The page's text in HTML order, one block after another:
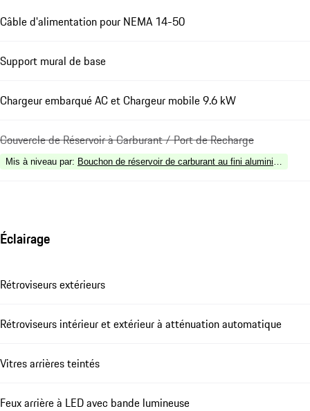
Câble d'alimentation pour NEMA 14-50
Support mural de base
Chargeur embarqué AC et Chargeur mobile 9.6 kW
Couvercle de Réservoir à Carburant / Port de Recharge
Mis à niveau par: Bouchon de réservoir de carburant au fini aluminium
Éclairage
Rétroviseurs extérieurs
Rétroviseurs intérieur et extérieur à atténuation automatique
Vitres arrières teintés
Feux arrière à LED avec bande lumineuse